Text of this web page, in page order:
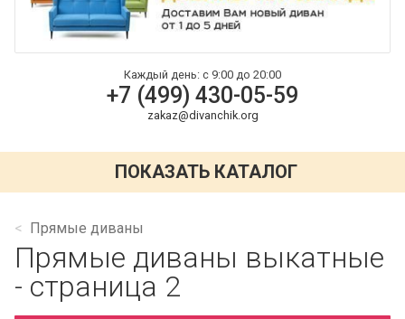
Контакты
Каждый день: с 9:00 до 20:00
+7 (499) 430-05-59
zakaz@divanchik.org
ПОКАЗАТЬ КАТАЛОГ
Прямые диваны
Прямые диваны выкатные
- страница 2